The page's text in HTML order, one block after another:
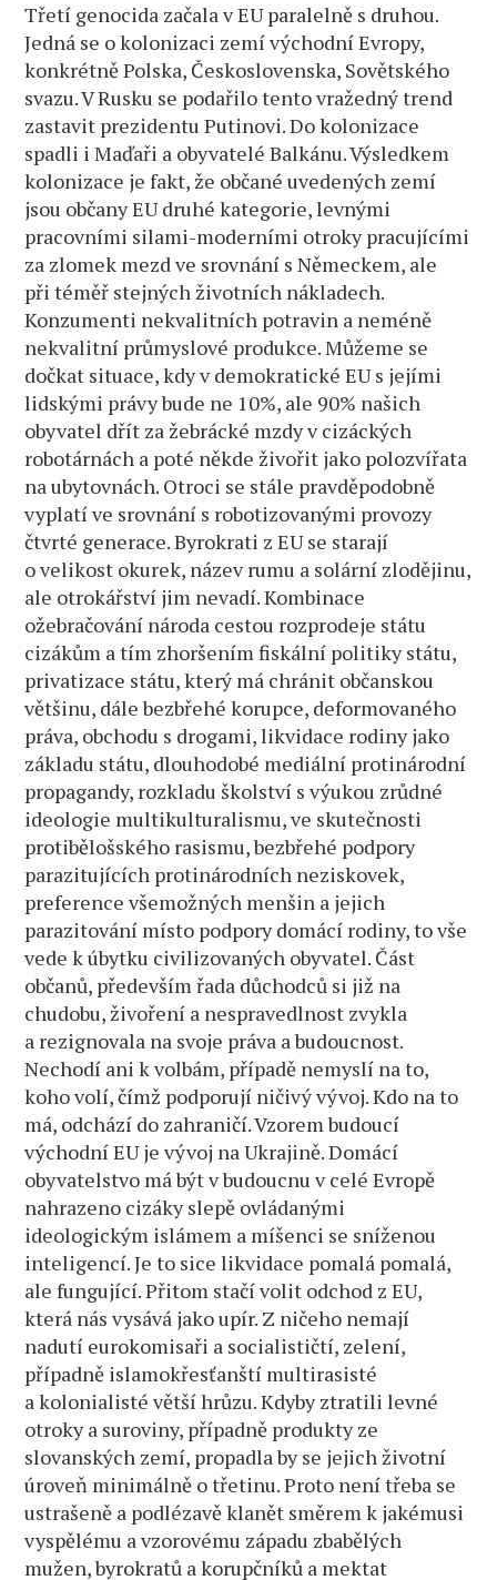
Třetí genocida začala v EU paralelně s druhou.
Jedná se o kolonizaci zemí východní Evropy,
konkrétně Polska, Československa, Sovětského
svazu. V Rusku se podařilo tento vražedný trend
zastavit prezidentu Putinovi. Do kolonizace
spadli i Maďaři a obyvatelé Balkánu. Výsledkem
kolonizace je fakt, že občané uvedených zemí
jsou občany EU druhé kategorie, levnými
pracovními silami-moderními otroky pracujícími
za zlomek mezd ve srovnání s Německem, ale
při téměř stejných životních nákladech.
Konzumenti nekvalitních potravin a neméně
nekvalitní průmyslové produkce. Můžeme se
dočkat situace, kdy v demokratické EU s jejími
lidskými právy bude ne 10%, ale 90% našich
obyvatel dřít za žebrácké mzdy v cizáckých
robotárnách a poté někde živořit jako polozvířata
na ubytovnách. Otroci se stále pravděpodobně
vyplatí ve srovnání s robotizovanými provozy
čtvrté generace. Byrokrati z EU se starají
o velikost okurek, název rumu a solární zlodějinu,
ale otrokářství jim nevadí. Kombinace
ožebračování národa cestou rozprodeje státu
cizákům a tím zhoršením fiskální politiky státu,
privatizace státu, který má chránit občanskou
většinu, dále bezbřehé korupce, deformovaného
práva, obchodu s drogami, likvidace rodiny jako
základu státu, dlouhodobé mediální protinárodní
propagandy, rozkladu školství s výukou zrůdné
ideologie multikulturalismu, ve skutečnosti
protibělošského rasismu, bezbřehé podpory
parazitujících protinárodních neziskovek,
preference všemožných menšin a jejich
parazitování místo podpory domácí rodiny, to vše
vede k úbytku civilizovaných obyvatel. Část
občanů, především řada důchodců si již na
chudobu, živoření a nespravedlnost zvykla
a rezignovala na svoje práva a budoucnost.
Nechodí ani k volbám, případě nemyslí na to,
koho volí, čímž podporují ničivý vývoj. Kdo na to
má, odchází do zahraničí. Vzorem budoucí
východní EU je vývoj na Ukrajině. Domácí
obyvatelstvo má být v budoucnu v celé Evropě
nahrazeno cizáky slepě ovládanými
ideologickým islámem a míšenci se sníženou
inteligencí. Je to sice likvidace pomalá pomalá,
ale fungující. Přitom stačí volit odchod z EU,
která nás vysává jako upír. Z ničeho nemají
nadutí eurokomisaři a socialističtí, zelení,
případně islamokřesťanští multirasisté
a kolonialisté větší hrůzu. Kdyby ztratili levné
otroky a suroviny, případně produkty ze
slovanských zemí, propadla by se jejich životní
úroveň minimálně o třetinu. Proto není třeba se
ustrašeně a podlézavě klanět směrem k jakémusi
vyspělému a vzorovému západu zbabělých
mužen, byrokratů a korupčníků a mektat